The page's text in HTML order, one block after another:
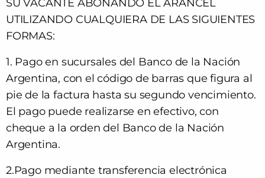
SU VACANTE ABONANDO EL ARANCEL
UTILIZANDO CUALQUIERA DE LAS SIGUIENTES
FORMAS:
1. Pago en sucursales del Banco de la Nación
Argentina, con el código de barras que figura al
pie de la factura hasta su segundo vencimiento.
El pago puede realizarse en efectivo, con
cheque a la orden del Banco de la Nación
Argentina.
2.Pago mediante transferencia electrónica